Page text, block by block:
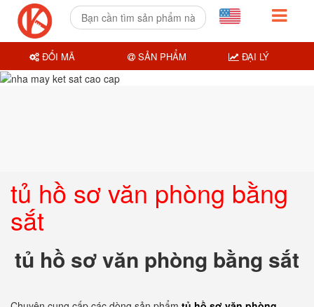
tủ hồ sơ văn phòng bằng
sắt
tủ hồ sơ văn phòng bằng sắt
ĐỔI MÃ SẢN PHẨM ĐẠI LÝ